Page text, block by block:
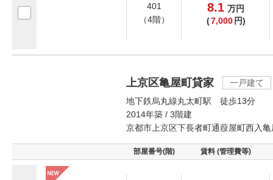
401
（4階）
8.1 万円
(7,000 円)
上京区亀屋町貸家
一戸建て
地下鉄烏丸線丸太町駅 徒歩13分
2014年築 / 3階建
京都市上京区下長者町通葭屋町西入亀
部屋番号(階) 賃料 (管理費等)